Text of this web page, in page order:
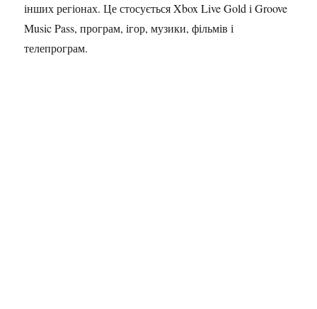
інших регіонах. Це стосується Xbox Live Gold і Groove
Music Pass, програм, ігор, музики, фільмів і
телепрограм.